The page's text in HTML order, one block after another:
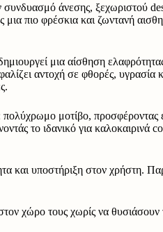
συνδυασμό άνεσης, ξεχωριστού
πιο φρέσκια και ζωντανή
μια αίσθηση
αντοχή σε φθορές, υγρασία
μοτίβο, προσφέροντας
το ιδανικό για καλοκαιρινά
και υποστήριξη στον χρήστη.
χώρο τους χωρίς να θυσιάσουν